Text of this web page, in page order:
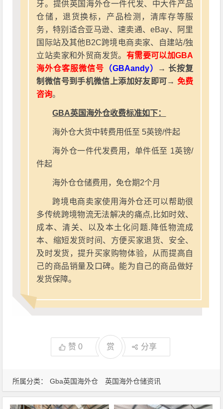
所属分类： Gba英国海外仓 英国海外仓储资讯
牙。提供英国海外仓一件代发、中大件产品
仓储，退货换标，产品检测，清库存等服
务，特别适合亚马逊、速卖通、eBay、阿里
国际站及其他B2C跨境电商卖家、自建站/独
立站卖家和外贸商发货。 有需要可以加GBA
海外仓客服微信号 （GBAandy）
→ 长按复
制微信号到手机微信上添加好友即可→ 免费
咨询。
GBA英国海外仓收费标准如下：
海外仓大货中转费用低至 5英镑/件起
海外仓一件代发费用，单件低至 1英镑/
件起
海外仓仓储费用，免仓期2个月
跨境电商卖家使用海外仓还可以帮助很
多传统跨境物流无法解决的痛点,比如时效、
成本、清关、以及本土化问题.降低物流成
本、缩短发货时间、方便买家退货、安全、
及时发货，提升买家购物体验，从而提高自
己的商品销量及口碑。能为自己的商品做好
发货保障。
赞0 赏 分享